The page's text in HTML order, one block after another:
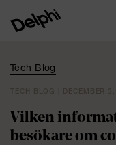
Tech Blog
Vilken
besökare om